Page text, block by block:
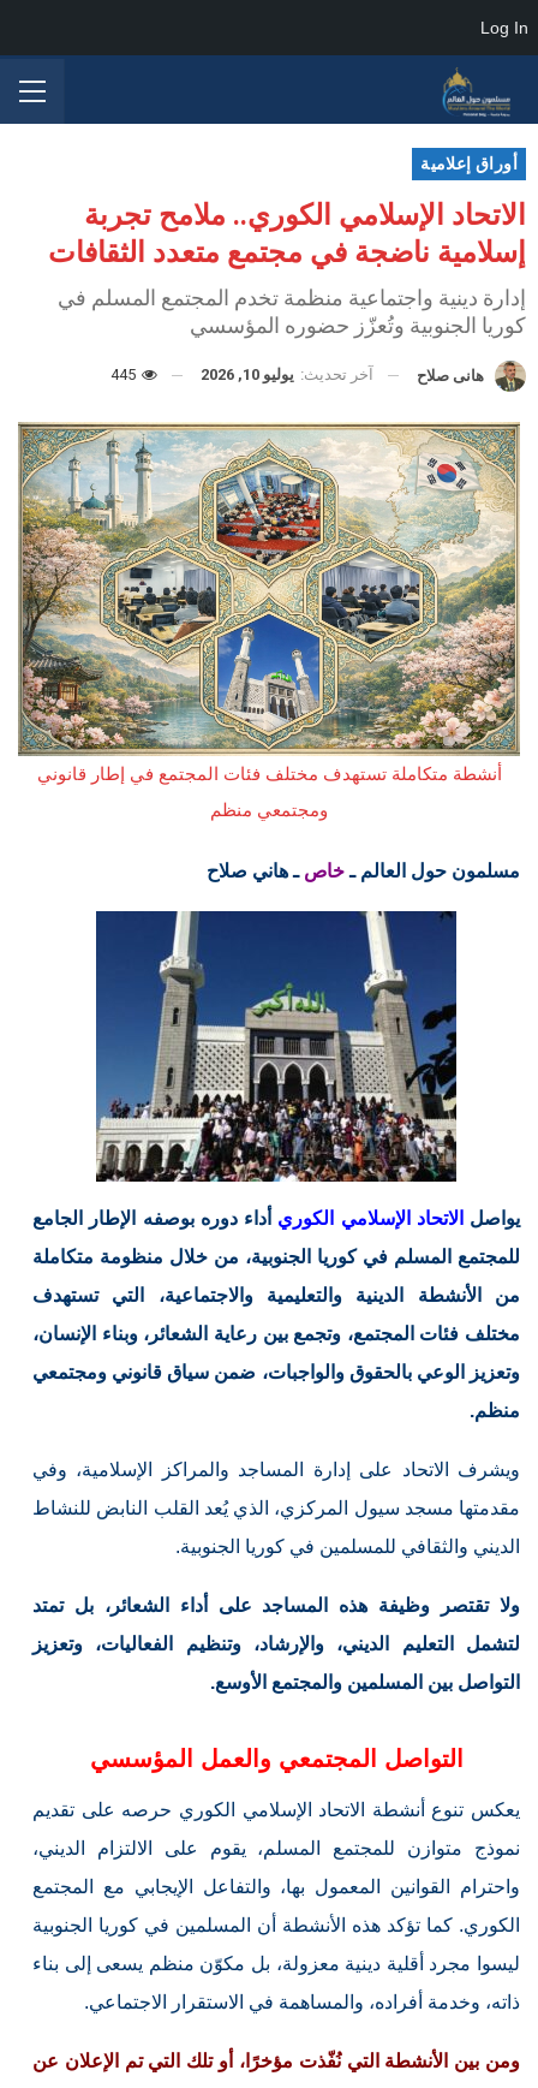
أوراق إعلامية
الاتحاد الإسلامي الكوري.. ملامح تجربة
إسلامية ناضجة في مجتمع متعدد الثقافات
إدارة دينية واجتماعية منظمة تخدم المجتمع المسلم في
كوريا الجنوبية وتُعزّز حضوره المؤسسي
هانى صلاح آخر تحديث: يوليو 10, 2026
أنشطة متكاملة تستهدف مختلف فئات المجتمع في إطار قانوني
ومجتمعي منظم
مسلمون حول العالم ـخاص ـ هاني صلاح
يواصل الاتحاد الإسلامي الكوري أداء دوره بوصفه الإطار الجامع
للمجتمع المسلم في كوريا الجنوبية، من خلال منظومة متكاملة
من الأنشطة الدينية والتعليمية والاجتماعية، التي تستهدف
مختلف فئات المجتمع، وتجمع بين رعاية الشعائر، وبناء الإنسان،
وتعزيز الوعي بالحقوق والواجبات، ضمن سياق قانوني ومجتمعي
منظم.
ويشرف الاتحاد على إدارة المساجد والمراكز الإسلامية، وفي
مقدمتها مسجد سيول المركزي، الذي يُعد القلب النابض للنشاط
الديني والثقافي للمسلمين في كوريا الجنوبية.
ولا تقتصر وظيفة هذه المساجد على أداء الشعائر، بل تمتد
لتشمل التعليم الديني، والإرشاد، وتنظيم الفعاليات، وتعزيز
التواصل بين المسلمين والمجتمع الأوسع.
التواصل المجتمعي والعمل المؤسسي
يعكس تنوع أنشطة الاتحاد الإسلامي الكوري حرصه على تقديم
نموذج متوازن للمجتمع المسلم، يقوم على الالتزام الديني،
واحترام القوانين المعمول بها، والتفاعل الإيجابي مع المجتمع
الكوري. كما تؤكد هذه الأنشطة أن المسلمين في كوريا الجنوبية
ليسوا مجرد أقلية دينية معزولة، بل مكوّن منظم يسعى إلى بناء
ذاته، وخدمة أفراده، والمساهمة في الاستقرار الاجتماعي.
ومن بين الأنشطة التي نُفّذت مؤخرًا، أو تلك التي تم الإعلان عن
Log In